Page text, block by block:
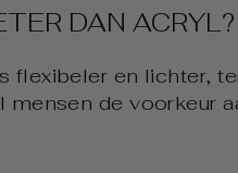
DAN ACRYL?
flexibeler en lichter,
de voorkeur